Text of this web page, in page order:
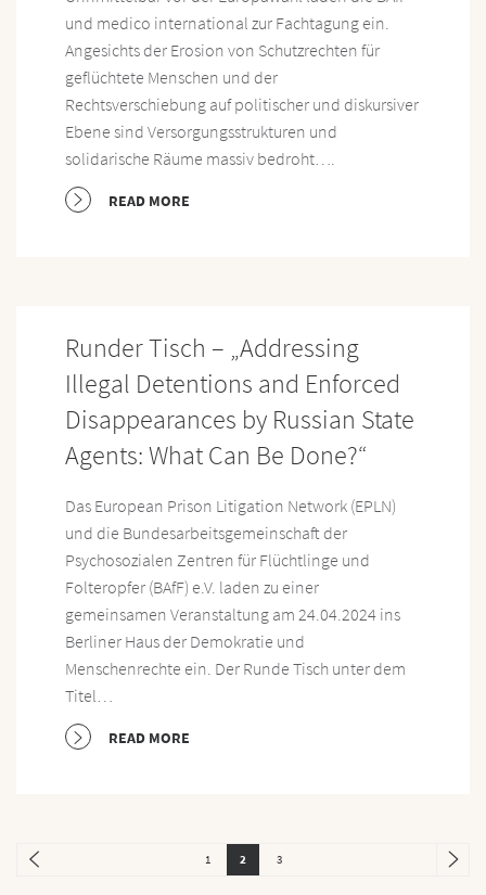
und medico international zur Fachtagung ein.
Angesichts der Erosion von Schutzrechten für
geflüchtete Menschen und der
Rechtsverschiebung auf politischer und diskursiver
Ebene sind Versorgungsstrukturen und
solidarische Räume massiv bedroht….
READ MORE
Runder Tisch – „Addressing
Illegal Detentions and Enforced
Disappearances by Russian State
Agents: What Can Be Done?“
Das European Prison Litigation Network (EPLN)
und die Bundesarbeitsgemeinschaft der
Psychosozialen Zentren für Flüchtlinge und
Folteropfer (BAfF) e.V. laden zu einer
gemeinsamen Veranstaltung am 24.04.2024 ins
Berliner Haus der Demokratie und
Menschenrechte ein. Der Runde Tisch unter dem
Titel…
READ MORE
1 2 3